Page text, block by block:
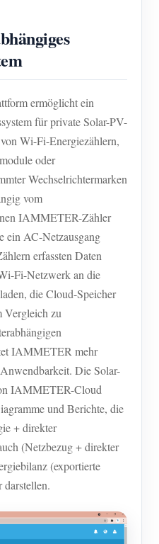
ermöglicht ein
für private Solar-PV-
Wi-Fi-Energiezählern,
oder
Wechselrichtermarken
vom
IAMMETER-Zähler
ein AC-Netzausgang
erfassten Daten
Fi-Netzwerk an die
die Cloud-Speicher
Vergleich zu
IAMMETER mehr
Die Solar-
IAMMETER-Cloud
und Berichte, die
+ direkter
(Netzbezug + direkter
(exportierte